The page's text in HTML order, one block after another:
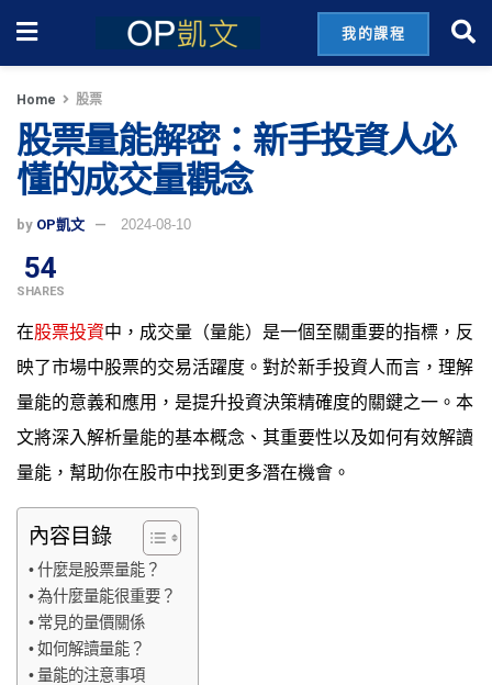
我的課程
Home 股票
股票量能解密：新手投資人必
懂的成交量觀念
by OP凱文 2024-08-10
54
SHARES
在股票投資中，成交量（量能）是一個至關重要的指標，反
映了市場中股票的交易活躍度。對於新手投資人而言，理解
量能的意義和應用，是提升投資決策精確度的關鍵之一。本
文將深入解析量能的基本概念、其重要性以及如何有效解讀
量能，幫助你在股市中找到更多潛在機會。
內容目錄
什麼是股票量能？
為什麼量能很重要？
常見的量價關係
如何解讀量能？
量能的注意事項